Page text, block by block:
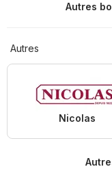
Autres
Autres
Nicolas